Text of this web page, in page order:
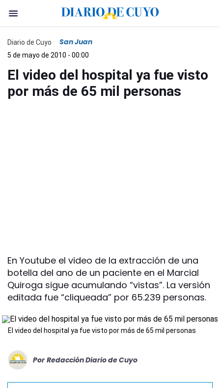
Diario de Cuyo San Juan
5 de mayo de 2010 - 00:00
El video del hospital ya fue visto
por más de 65 mil personas
En Youtube el video de la extracción de una
botella del ano de un paciente en el Marcial
Quiroga sigue acumulando “vistas”. La versión
editada fue “cliqueada” por 65.239 personas.
El video del hospital ya fue visto por más de 65 mil personas
Por Redacción Diario de Cuyo